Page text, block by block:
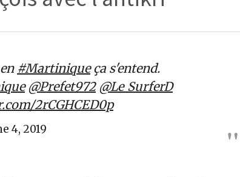
#Martiniqueça s'entend.
@Prefet972 @Le_SurferD
2rCGHCED0p
4, 2019